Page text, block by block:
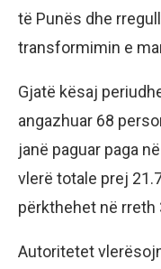
të Punës dhe
transformimin e
Gjatë kësaj
angazhuar 68
janë paguar paga
vlerë totale prej
përkthehet në rreth
Autoritetet